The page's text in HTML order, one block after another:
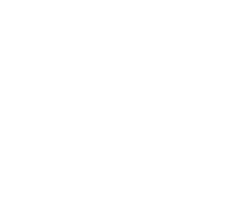
Pode ser